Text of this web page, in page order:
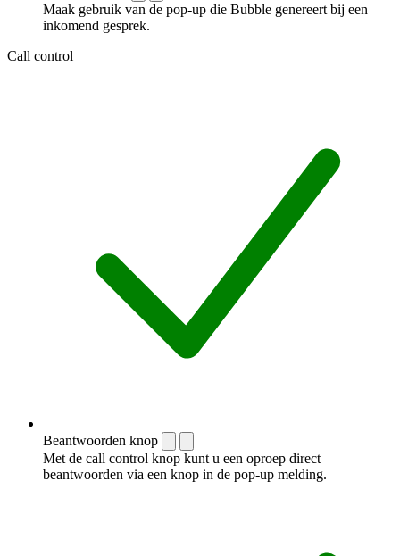
Maak gebruik van de pop-up die Bubble genereert bij een
inkomend gesprek.
Call control
Beantwoorden knop
Met de call control knop kunt u een oproep direct
beantwoorden via een knop in de pop-up melding.